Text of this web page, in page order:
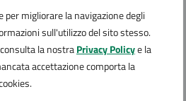
per migliorare la navigazione degli
sull'utilizzo del sito stesso.
la nostraPrivacy Policye la
accettazione comporta la